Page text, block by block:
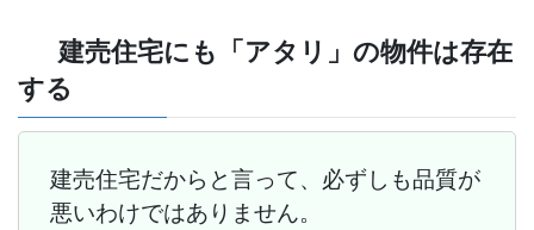
建売住宅にも「アタリ」の物件は存在
する
建売住宅だからと言って、必ずしも品質が
悪いわけではありません。